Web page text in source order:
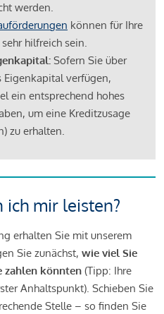
werden.
können für Ihre
hilfreich sein.
Sofern Sie über
verfügen,
ein entsprechend hohes
um eine Kreditzusage
zu erhalten.
ich mir leisten?
erhalten Sie mit unserem
Sie zunächst, wie viel Sie
zahlen könnten (Tipp: Ihre
Anhaltspunkt). Schieben Sie
Stelle – so finden Sie